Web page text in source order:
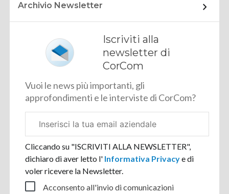
Archivio Newsletter
Iscriviti alla
newsletter di
CorCom
Vuoi le news più importanti, gli
approfondimenti e le interviste di CorCom?
aziendale
Cliccando su "ISCRIVITI ALLA NEWSLETTER",
dichiaro di aver letto l' Informativa Privacye di
voler ricevere la Newsletter.
Acconsento all'invio di comunicazioni